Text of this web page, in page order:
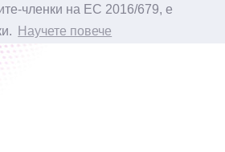
членки на ЕС 2016/679, е
Научете повече